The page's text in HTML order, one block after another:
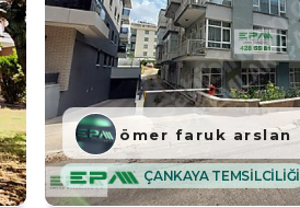
ÇANKAYA TEMSİLCİLİĞİ
ömer faruk arslan